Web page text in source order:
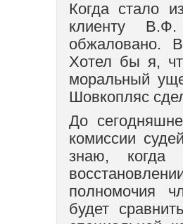
Когда стало
клиенту
обжаловано.
Хотел бы я,
моральный
Шовкопляс
До
комиссии
знаю, когда
полномочия
будет